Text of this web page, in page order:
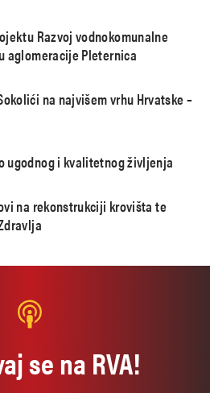
Razvoj vodnokomunalne
aglomeracije Pleternica
Sokolići na najvišem vrhu Hrvatske –
ugodnog i kvalitetnog življenja
na rekonstrukciji krovišta te
se na RVA!